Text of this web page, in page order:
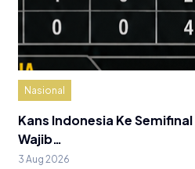
Nasional
Kans Indonesia Ke
Wajib…
3 Aug 2026